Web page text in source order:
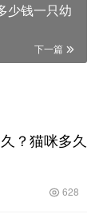
少钱一只幼
下一篇
？猫咪多久
628